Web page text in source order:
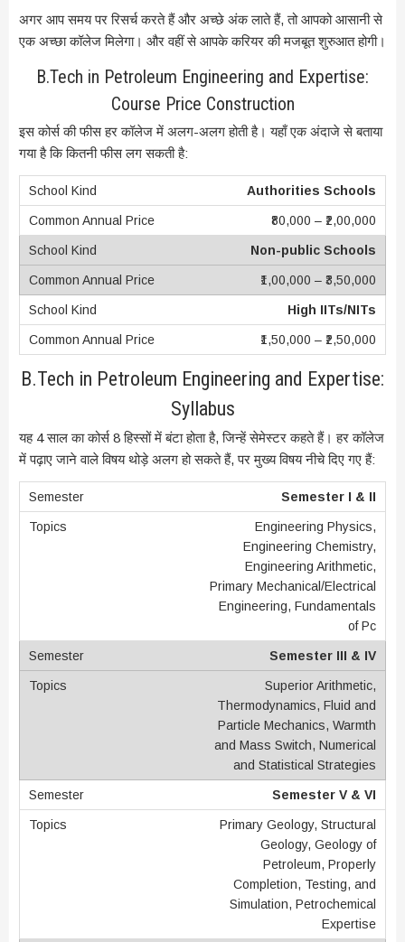
अगर आप समय पर रिसर्च करते हैं और अच्छे अंक लाते हैं, तो आपको आसानी से
एक अच्छा कॉलेज मिलेगा। और वहीं से आपके करियर की मजबूत शुरुआत होगी।
B.Tech in Petroleum Engineering and Expertise:
Course Price Construction
इस कोर्स की फीस हर कॉलेज में अलग-अलग होती है। यहाँ एक अंदाजे से बताया
गया है कि कितनी फीस लग सकती है:
Authorities Schools
₹80,000 – ₹2,00,000
Non-public Schools
₹1,00,000 – ₹3,50,000
High IITs/NITs
₹1,50,000 – ₹2,50,000
B.Tech in Petroleum Engineering and Expertise:
Syllabus
यह 4 साल का कोर्स 8 हिस्सों में बंटा होता है, जिन्हें सेमेस्टर कहते हैं। हर कॉलेज
में पढ़ाए जाने वाले विषय थोड़े अलग हो सकते हैं, पर मुख्य विषय नीचे दिए गए हैं:
Semester I & II
Engineering Physics,
Engineering Chemistry,
Engineering Arithmetic,
Primary Mechanical/Electrical
Engineering, Fundamentals
of Pc
Semester III & IV
Superior Arithmetic,
Thermodynamics, Fluid and
Particle Mechanics, Warmth
and Mass Switch, Numerical
and Statistical Strategies
Semester V & VI
Primary Geology, Structural
Geology, Geology of
Petroleum, Properly
Completion, Testing, and
Simulation, Petrochemical
Expertise